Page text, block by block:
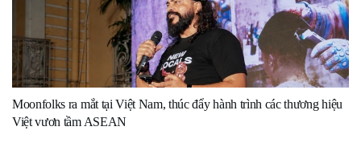
Moonfolks ra mắt tại Việt Nam, thúc đẩy hành trình các thương hiệu
Việt vươn tầm ASEAN